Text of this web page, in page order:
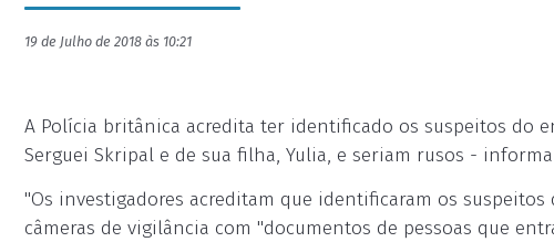
19 de Julho de 2018 às 10:21
A Polícia britânica acredita ter identificado os suspeitos do
Serguei Skripal e de sua filha, Yulia, e seriam rusos -
"Os investigadores acreditam que identificaram os
câmeras de vigilância com "documentos de pessoas que